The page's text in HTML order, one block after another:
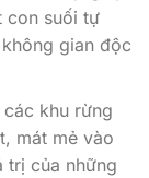
con suối tự
gian độc
khu rừng
mát mẻ vào
trị của những